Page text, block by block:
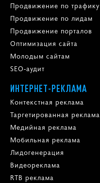
Продвижение по трафику
Продвижение по лидам
Продвижение порталов
Оптимизация сайта
Молодым сайтам
SEO-аудит
ИНТЕРНЕТ-РЕКЛАМА
Контекстная реклама
Таргетированная реклама
Медийная реклама
Мобильная реклама
Лидогенерация
Видеореклама
RTB реклама